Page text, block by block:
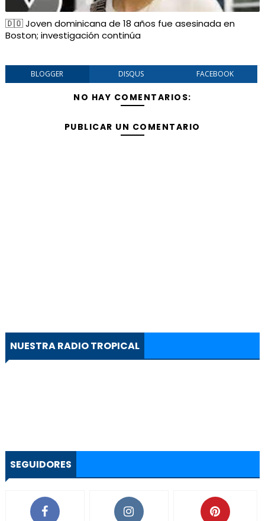
🇩🇴 Joven dominicana de 18 años fue asesinada en
Boston; investigación continúa
BLOGGER DISQUS FACEBOOK
NO HAY COMENTARIOS:
PUBLICAR UN COMENTARIO
NUESTRA RADIO TROPICAL
SEGUIDORES